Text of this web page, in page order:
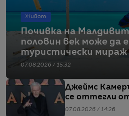
Живот
Почивка на
половин век може да е
туристически мираж
07.08.2026 / 15:32
Джеймс
се оттегли
07.08.2026 / 14:26